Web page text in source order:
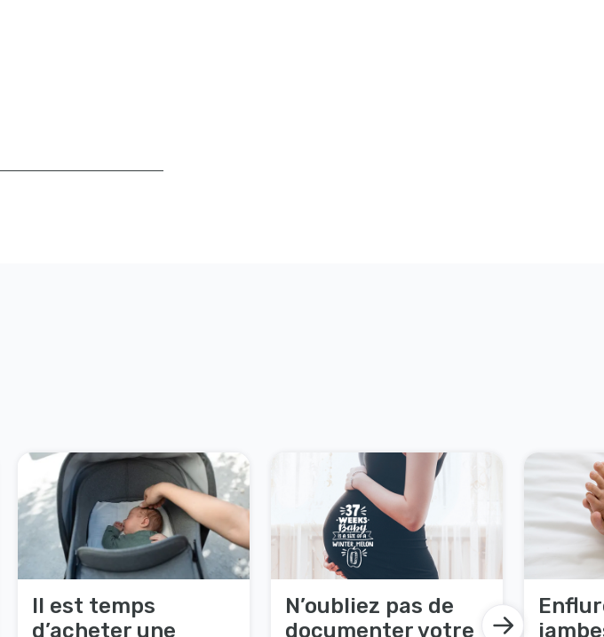
Il est temps
d’acheter une
N’oubliez pas de
documenter votre